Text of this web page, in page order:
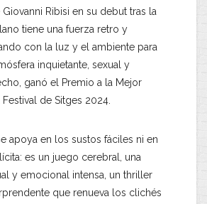
Ribisi en su debut tras la
tiene una fuerza retro y
con la luz y el ambiente para
inquietante, sexual y
ganó el Premio a la Mejor
de Sitges 2024.
apoya en los sustos fáciles ni en
es un juego cerebral, una
y emocional intensa, un thriller
que renueva los clichés